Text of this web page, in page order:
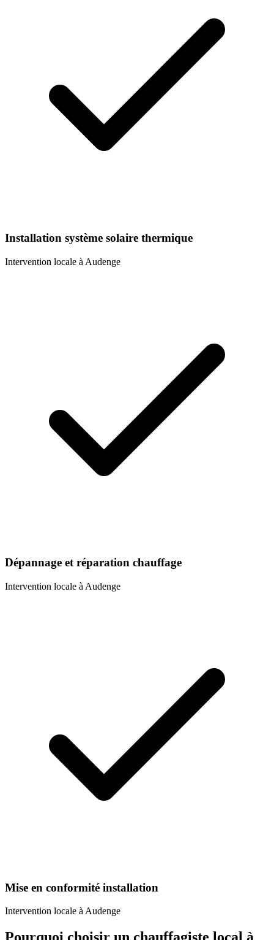
Installation système solaire thermique
Intervention locale à Audenge
Dépannage et réparation chauffage
Intervention locale à Audenge
Mise en conformité installation
Intervention locale à Audenge